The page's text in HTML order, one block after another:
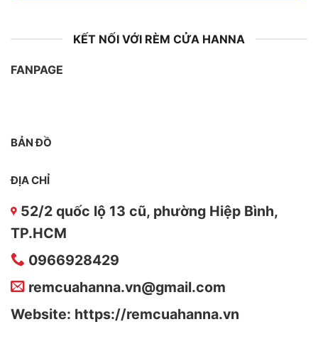
KẾT NỐI VỚI RÈM CỬA HANNA
FANPAGE
BẢN ĐỒ
ĐỊA CHỈ
52/2 quốc lộ 13 cũ, phường Hiệp Bình,
TP.HCM
0966928429
remcuahanna.vn@gmail.com
Website: https://remcuahanna.vn